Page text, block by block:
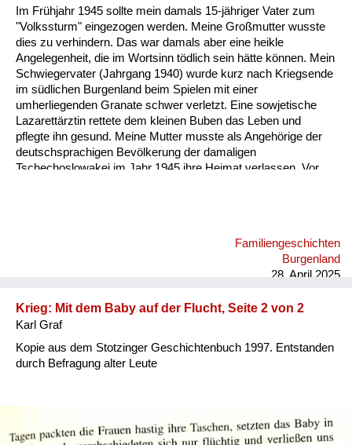
Im Frühjahr 1945 sollte mein damals 15-jähriger Vater zum
"Volkssturm" eingezogen werden. Meine Großmutter wusste
dies zu verhindern. Das war damals aber eine heikle
Angelegenheit, die im Wortsinn tödlich sein hätte können. Mein
Schwiegervater (Jahrgang 1940) wurde kurz nach Kriegsende
im südlichen Burgenland beim Spielen mit einer
umherliegenden Granate schwer verletzt. Eine sowjetische
Lazarettärztin rettete dem kleinen Buben das Leben und
pflegte ihn gesund. Meine Mutter musste als Angehörige der
deutschsprachigen Bevölkerung der damaligen
Tschechoslowakei im Jahr 1945 ihre Heimat verlassen. Vor
Familiengeschichten
Burgenland
28. April 2025
Krieg: Mit dem Baby auf der Flucht, Seite 2 von 2
Karl Graf
Kopie aus dem Stotzinger Geschichtenbuch 1997. Entstanden
durch Befragung alter Leute